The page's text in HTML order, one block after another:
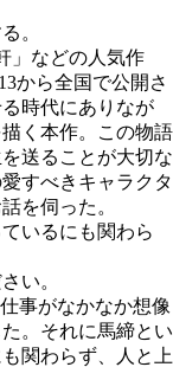
。
」などの人気作
から全国で公開さ
時代にありなが
く本作。この物語
送ることが大切な
すべきキャラクタ
を伺った。
いるにも関わら
い。
事がなかなか想像
。それに馬締とい
関わらず、人と上